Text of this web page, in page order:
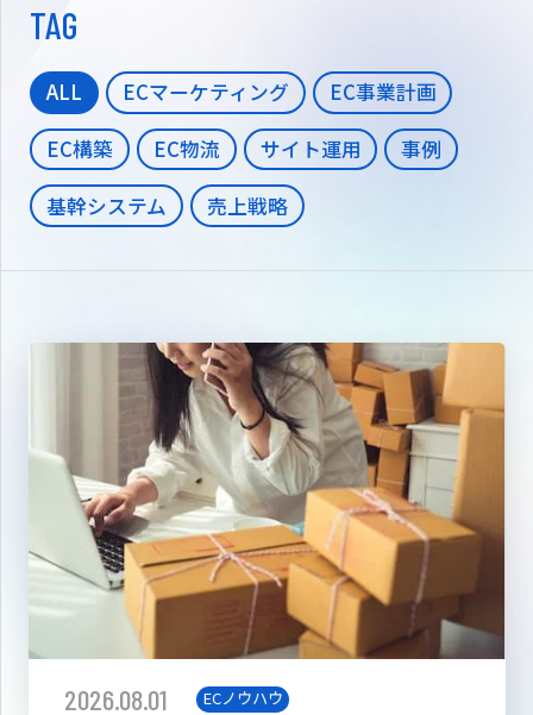
TAG
ALL ECマーケティング
EC事業計画
EC構築
EC物流 サイト運用
事例
基幹システム
売上戦略
2026.08.01 ECノウハウ